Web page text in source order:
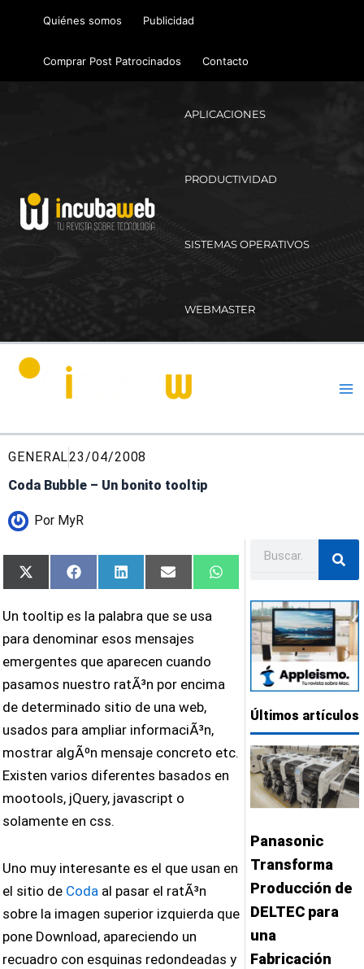
Quiénes somos Publicidad
Comprar Post Patrocinados Contacto
APLICACIONES
PRODUCTIVIDAD
SISTEMAS OPERATIVOS
WEBMASTER
GENERAL23/04/2008
Coda Bubble – Un bonito tooltip
Por MyR
Compartir
en
X
(Twitter)
Compartir
en
FacebookCompartir
en
LinkedInCompartir
en
Email
Compartir
en
WhatsApp
Un tooltip es la palabra que se usa
para denominar esos mensajes
emergentes que aparecen cuando
pasamos nuestro ratÃ³n por encima
de determinado sitio de una web,
usados para ampliar informaciÃ³n,
mostrar algÃºn mensaje concreto etc.
Existen varios diferentes basados en
mootools, jQuery, javascript o
solamente en css.
Uno muy interesante es el que usan en
el sitio de Coda al pasar el ratÃ³n
sobre la imagen superior izquierda que
pone Download, apareciendo un
recuadro con esquinas redondeadas y
Últimos artículos
Panasonic
Transforma
Producción de
DELTEC para
una
Fabricación